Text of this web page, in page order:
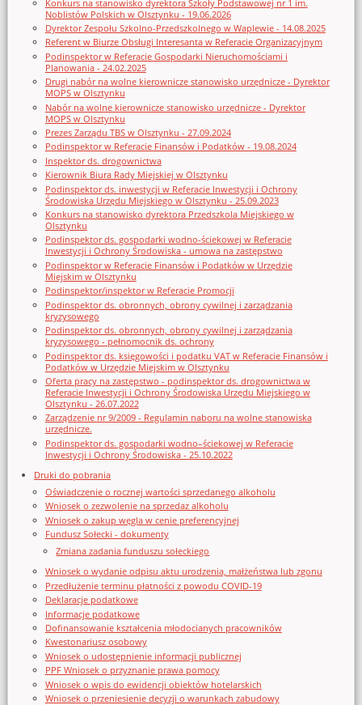
Konkurs na stanowisko dyrektora Szkoły Podstawowej nr 1 im.
Noblistów Polskich w Olsztynku - 19.06.2026
Dyrektor Zespołu Szkolno-Przedszkolnego w Waplewie - 14.08.2025
Referent w Biurze Obsługi Interesanta w Referacie Organizacyjnym
Podinspektor w Referacie Gospodarki Nieruchomościami i
Planowania - 24.02.2025
Drugi nabór na wolne kierownicze stanowisko urzędnicze - Dyrektor
MOPS w Olsztynku
Nabór na wolne kierownicze stanowisko urzędnicze - Dyrektor
MOPS w Olsztynku
Prezes Zarządu TBS w Olsztynku - 27.09.2024
Podinspektor w Referacie Finansów i Podatków - 19.08.2024
Inspektor ds. drogownictwa
Kierownik Biura Rady Miejskiej w Olsztynku
Podinspektor ds. inwestycji w Referacie Inwestycji i Ochrony
Środowiska Urzędu Miejskiego w Olsztynku - 25.09.2023
Konkurs na stanowisko dyrektora Przedszkola Miejskiego w
Olsztynku
Podinspektor ds. gospodarki wodno-ściekowej w Referacie
Inwestycji i Ochrony Środowiska - umowa na zastępstwo
Podinspektor w Referacie Finansów i Podatków w Urzędzie
Miejskim w Olsztynku
Podinspektor/inspektor w Referacie Promocji
Podinspektor ds. obronnych, obrony cywilnej i zarządzania
kryzysowego
Podinspektor ds. obronnych, obrony cywilnej i zarządzania
kryzysowego - pełnomocnik ds. ochrony
Podinspektor ds. księgowości i podatku VAT w Referacie Finansów i
Podatków w Urzędzie Miejskim w Olsztynku
Oferta pracy na zastępstwo - podinspektor ds. drogownictwa w
Referacie Inwestycji i Ochrony Środowiska Urzędu Miejskiego w
Olsztynku - 26.07.2022
Zarządzenie nr 9/2009 - Regulamin naboru na wolne stanowiska
urzędnicze.
Podinspektor ds. gospodarki wodno–ściekowej w Referacie
Inwestycji i Ochrony Środowiska - 25.10.2022
Druki do pobrania
Oświadczenie o rocznej wartości sprzedanego alkoholu
Wniosek o zezwolenie na sprzedaz alkoholu
Wniosek o zakup węgla w cenie preferencyjnej
Fundusz Sołecki - dokumenty
Zmiana zadania funduszu sołeckiego
Wniosek o wydanie odpisu aktu urodzenia, małżeństwa lub zgonu
Przedłużenie terminu płatności z powodu COVID-19
Deklaracje podatkowe
Informacje podatkowe
Dofinansowanie kształcenia młodocianych pracowników
Kwestonariusz osobowy
Wniosek o udostępnienie informacji publicznej
PPF Wniosek o przyznanie prawa pomocy
Wniosek o wpis do ewidencji obiektów hotelarskich
Wniosek o przeniesienie decyzji o warunkach zabudowy